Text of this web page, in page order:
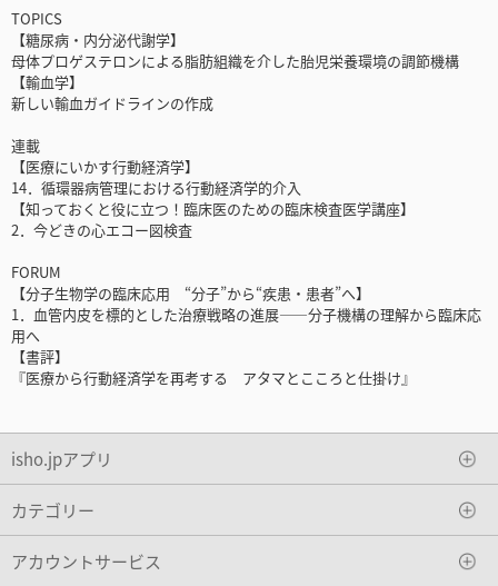
TOPICS
【糖尿病・内分泌代謝学】
母体プロゲステロンによる脂肪組織を介した胎児栄養環境の調節機構
【輸血学】
新しい輸血ガイドラインの作成
連載
【医療にいかす行動経済学】
14．循環器病管理における行動経済学的介入
【知っておくと役に立つ！臨床医のための臨床検査医学講座】
2．今どきの心エコー図検査
FORUM
【分子生物学の臨床応用 “分子”から“疾患・患者”へ】
1．血管内皮を標的とした治療戦略の進展――分子機構の理解から臨床応
用へ
【書評】
『医療から行動経済学を再考する アタマとこころと仕掛け』
isho.jpアプリ
カテゴリー
アカウントサービス